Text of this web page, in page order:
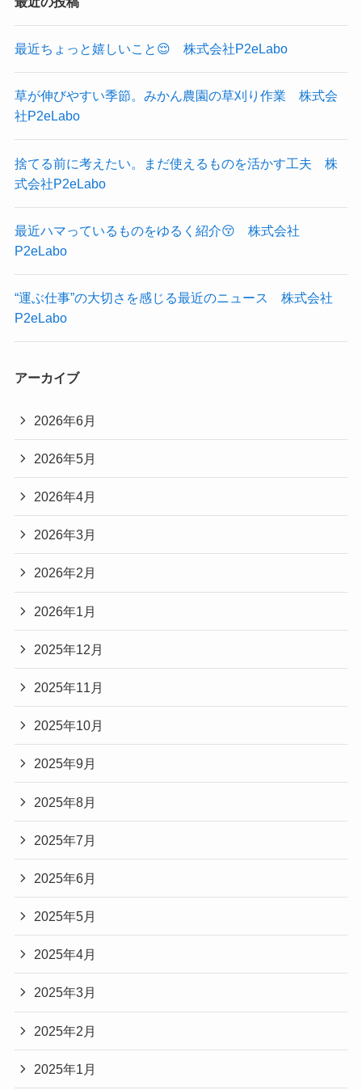
最近ちょっと嬉しいこと😌 株式会社P2eLabo
草が伸びやすい季節。みかん農園の草刈り作業 株式会
社P2eLabo
捨てる前に考えたい。まだ使えるものを活かす工夫 株
式会社P2eLabo
最近ハマっているものをゆるく紹介😚 株式会社
P2eLabo
“運ぶ仕事”の大切さを感じる最近のニュース 株式会社
P2eLabo
アーカイブ
2026年6月
2026年5月
2026年4月
2026年3月
2026年2月
2026年1月
2025年12月
2025年11月
2025年10月
2025年9月
2025年8月
2025年7月
2025年6月
2025年5月
2025年4月
2025年3月
2025年2月
2025年1月